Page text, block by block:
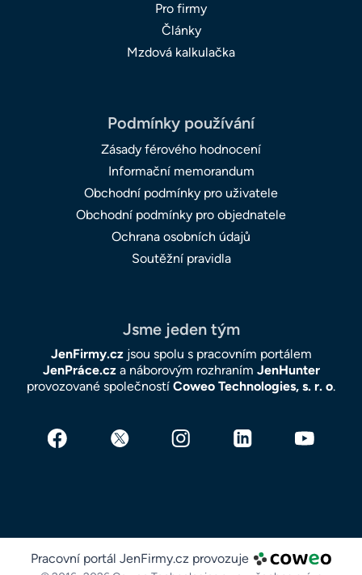
Pro firmy
Články
Mzdová kalkulačka
Podmínky používání
Zásady férového hodnocení
Informační memorandum
Obchodní podmínky pro uživatele
Obchodní podmínky pro objednatele
Ochrana osobních údajů
Soutěžní pravidla
Jsme jeden tým
JenFirmy.czjsou spolu s pracovním portálem
JenPráce.cza náborovým rozhraním JenHunter
provozované společností Coweo Technologies, s. r. o.
Pracovní portál JenFirmy.cz provozuje